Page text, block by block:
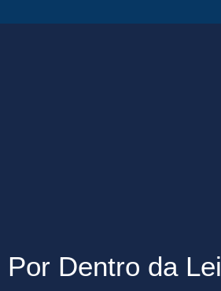
Por Dentro da Lei